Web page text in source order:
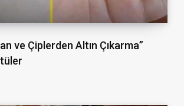
ve Çiplerden Altın Çıkarma”